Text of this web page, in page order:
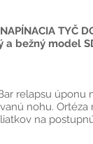
TYČ
a bežný model
relapsu
nohu.
na